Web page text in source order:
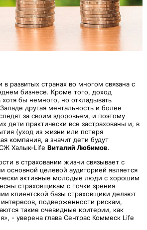
развитых странах во многом связана с
бизнесе. Кроме того, доход
бы немного, но откладывать
другая ментальность и более
за своим здоровьем, и поэтому
дети практически все застрахованы и, в
(уход из жизни или потеря
компания, а значит дети будут
Халык-Life Виталий Любимов.
в страховании жизни связывает с
основной целевой аудиторией является
активные молодые люди с хорошим
страховщикам с точки зрения
клиентской базы страховщики делают
подверженности рискам,
такие очевидные критерии, как
- уверена глава Сентрас Коммеск Life